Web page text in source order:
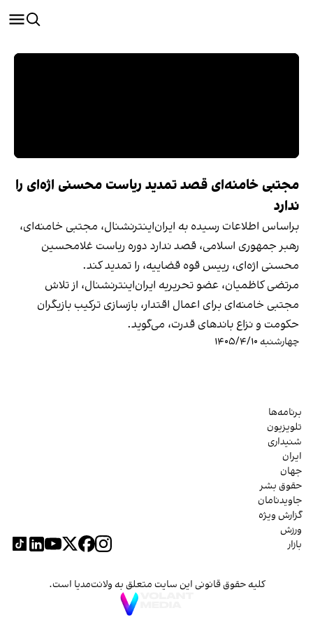
مجتبی خامنه‌ای قصد تمدید ریاست محسنی اژه‌ای را
ندارد
براساس اطلاعات رسیده به ایران‌اینترنشنال، مجتبی خامنه‌ای،
رهبر جمهوری اسلامی، قصد ندارد دوره ریاست غلامحسین
محسنی اژه‌ای، رییس قوه قضاییه، را تمدید کند.
مرتضی کاظمیان، عضو تحریریه ایران‌اینترنشنال، از تلاش
مجتبی خامنه‌ای برای اعمال اقتدار، بازسازی ترکیب بازیگران
حکومت و نزاع باندهای قدرت، می‌گوید.
چهارشنبه ۱۴۰۵/۴/۱۰
برنامه‌ها
تلویزیون
شنیداری
ایران
جهان
حقوق بشر
جاویدنامان
گزارش ویژه
ورزش
بازار
کلیه حقوق قانونی این سایت متعلق به ولانت‌مدیا است.